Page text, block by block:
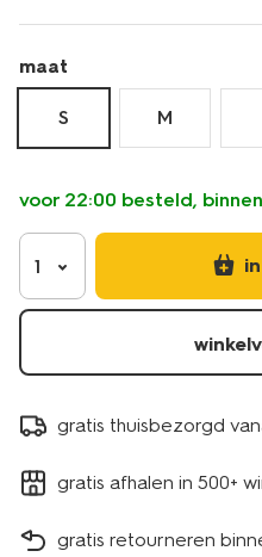
maat
S M
voor 22:00 besteld,
1
gratis thuisbezorgd
gratis afhalen in 500+
gratis retourneren